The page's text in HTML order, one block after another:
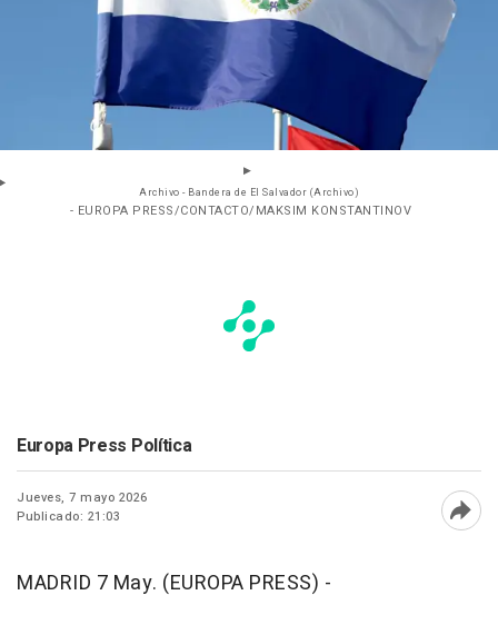
Archivo - Bandera de El Salvador (Archivo)
- EUROPA PRESS/CONTACTO/MAKSIM KONSTANTINOV
Europa Press Política
Jueves, 7 mayo 2026
Publicado: 21:03
MADRID 7 May. (EUROPA PRESS) -